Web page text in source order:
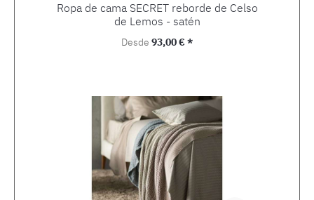
Ropa de cama SECRET reborde de Celso
de Lemos - satén
Precio normal:
Desde 93,00 € *